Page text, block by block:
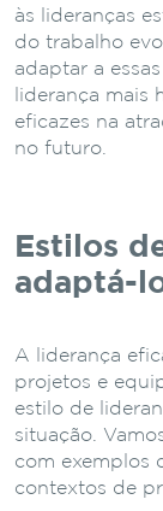
às lideranças
do trabalho
adaptar a
liderança mais
eficazes na
no futuro.
Estilos
adaptá-
A liderança
projetos e
estilo de
situação.
com exemplos
contextos de